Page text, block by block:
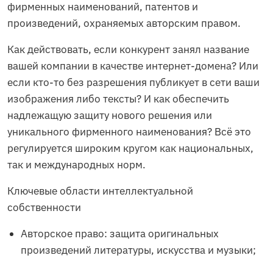
фирменных наименований, патентов и
произведений, охраняемых авторским правом.
Как действовать, если конкурент занял название
вашей компании в качестве интернет-домена? Или
если кто-то без разрешения публикует в сети ваши
изображения либо тексты? И как обеспечить
надлежащую защиту нового решения или
уникального фирменного наименования? Всё это
регулируется широким кругом как национальных,
так и международных норм.
Ключевые области интеллектуальной
собственности
Авторское право: защита оригинальных
произведений литературы, искусства и музыки;